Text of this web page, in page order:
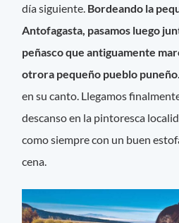
día siguiente. Bordeando la
Antofagasta, pasamos luego
peñasco que antiguamente
otrora pequeño pueblo puneño
en su canto. Llegamos
descanso en la pintoresca
como siempre con un buen
cena.